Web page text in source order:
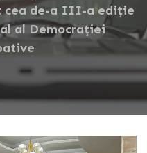
cea de-a III-a ediție
al Democrației